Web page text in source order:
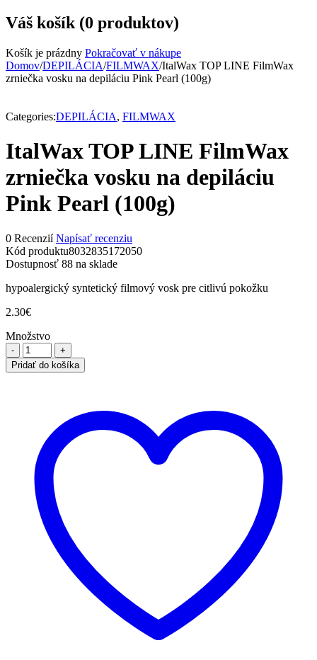
Váš košík (0 produktov)
Košík je prázdny Pokračovať v nákupe
Domov/DEPILÁCIA/FILMWAX/ItalWax TOP LINE FilmWax
zrniečka vosku na depiláciu Pink Pearl (100g)
Categories:DEPILÁCIA, FILMWAX
ItalWax TOP LINE FilmWax
zrniečka vosku na depiláciu
Pink Pearl (100g)
0 Recenzií Napísať recenziu
Kód produktu8032835172050
Dostupnosť 88 na sklade
hypoalergický syntetický filmový vosk pre citlivú pokožku
2.30€
Množstvo
množstvo
ItalWax
TOP
depiláciu
Pink
Pearl
(100g)
Pridať do košíka